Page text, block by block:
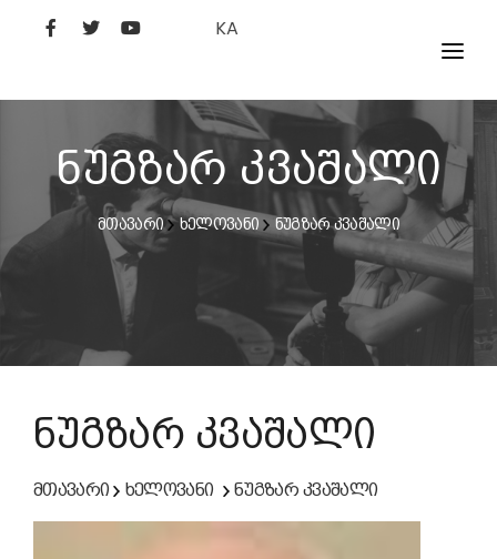
KA
ᲤᲘᲚᲛᲔᲑᲘ
ᲮᲔᲚᲝᲕᲐᲜᲘ
ᲙᲘᲜᲝᲡᲢᲣᲓᲘᲐ
ᲙᲘᲜᲝᲐᲙᲐᲓᲔᲛᲘᲐ
ნუგზარ კვაშალი
მთავარი ხელოვანი ნუგზარ კვაშალი
ნუგზარ კვაშალი
მთავარი ხელოვანი ნუგზარ კვაშალი